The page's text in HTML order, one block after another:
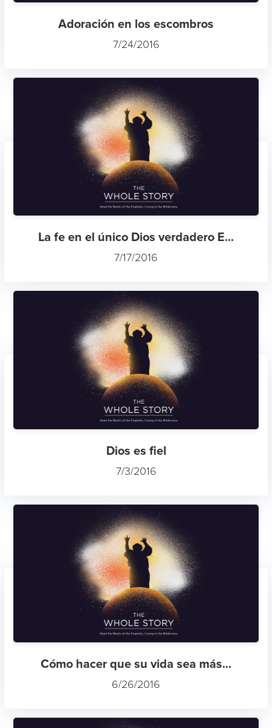
Adoración en los escombros
7/24/2016
La fe en el único Dios verdadero E...
7/17/2016
Dios es fiel
7/3/2016
Cómo hacer que su vida sea más...
6/26/2016